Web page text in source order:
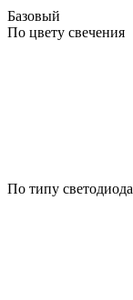
Базовый
По цвету свечения
По типу светодиода